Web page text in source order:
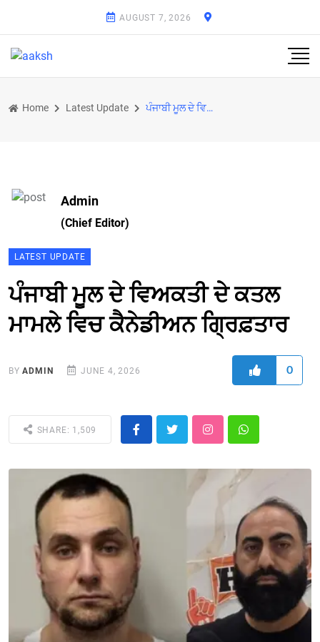
AUGUST 7, 2026
Home Latest Update ਪੰਜਾਬੀ ਮੂਲ ਦੇ ਵਿਅਕਤੀ ਦੇ ਕਤਲ ਮਾਮਲੇ ਵਿਚ ਕੈਨੇਡੀਅਨ ਗ੍ਰਿਫ਼ਤਾਰ
Admin
(Chief Editor)
LATEST UPDATE
ਪੰਜਾਬੀ ਮੂਲ ਦੇ ਵਿਅਕਤੀ ਦੇ ਕਤਲ
ਮਾਮਲੇ ਵਿਚ ਕੈਨੇਡੀਅਨ ਗ੍ਰਿਫ਼ਤਾਰ
BYADMIN JUNE 4, 2026 0
SHARE: 1,509